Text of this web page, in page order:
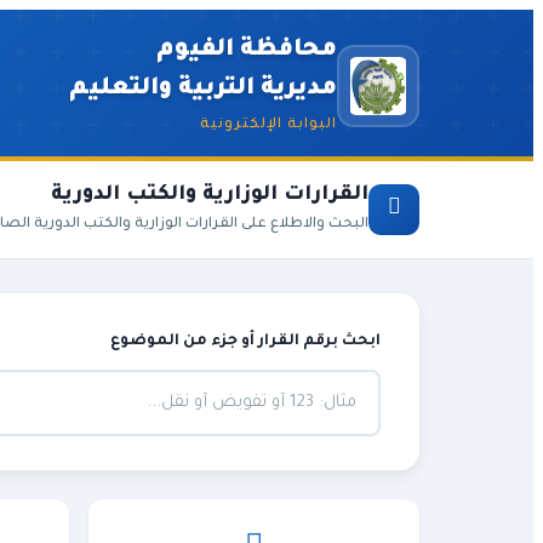
محافظة الفيوم
مديرية التربية والتعليم
البوابة الإلكترونية
القرارات الوزارية والكتب الدورية
البحث والاطلاع على القرارات الوزارية والكتب الدورية
ابحث برقم القرار أو جزء من الموضوع